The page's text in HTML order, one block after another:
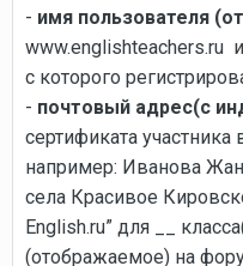
- имя пользователя
www.englishteachers.ru и
с которого
- почтовый адрес(с
сертификата участника
например: Иванова
села Красивое
English.ru” для __
(отображаемое) на